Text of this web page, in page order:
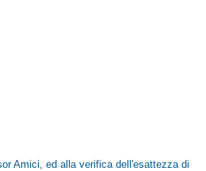
Amici, ed alla verifica dell'esattezza di